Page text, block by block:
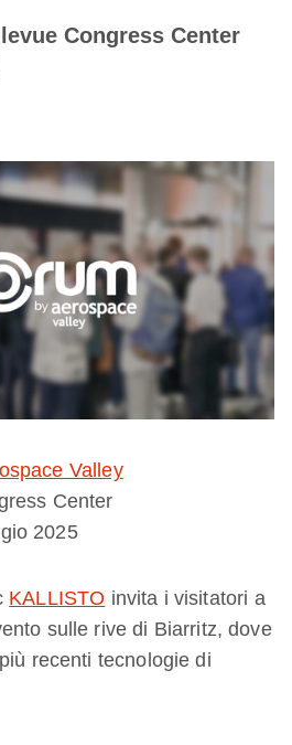
Congress Center
Valley
Center
2025
KALLISTO invita i visitatori a
sulle rive di Biarritz, dove
recenti tecnologie di